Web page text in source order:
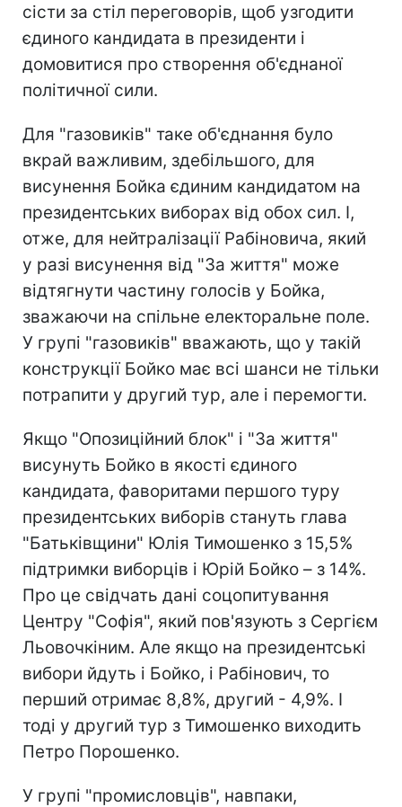
сісти за стіл переговорів, щоб узгодити
єдиного кандидата в президенти і
домовитися про створення об'єднаної
політичної сили.
Для "газовиків" таке об'єднання було
вкрай важливим, здебільшого, для
висунення Бойка єдиним кандидатом на
президентських виборах від обох сил. І,
отже, для нейтралізації Рабіновича, який
у разі висунення від "За життя" може
відтягнути частину голосів у Бойка,
зважаючи на спільне електоральне поле.
У групі "газовиків" вважають, що у такій
конструкції Бойко має всі шанси не тільки
потрапити у другий тур, але і перемогти.
Якщо "Опозиційний блок" і "За життя"
висунуть Бойко в якості єдиного
кандидата, фаворитами першого туру
президентських виборів стануть глава
"Батьківщини" Юлія Тимошенко з 15,5%
підтримки виборців і Юрій Бойко – з 14%.
Про це свідчать дані соцопитування
Центру "Софія", який пов'язують з Сергієм
Льовочкіним. Але якщо на президентські
вибори йдуть і Бойко, і Рабінович, то
перший отримає 8,8%, другий - 4,9%. І
тоді у другий тур з Тимошенко виходить
Петро Порошенко.
У групі "промисловців", навпаки,